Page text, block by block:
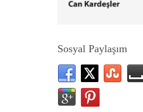
Sosyal Paylaşım